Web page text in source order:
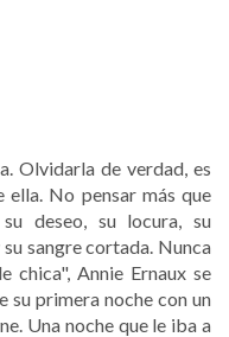
Olvidarla de verdad, es
No pensar más que
deseo, su locura, su
sangre cortada. Nunca
chica", Annie Ernaux se
su primera noche con un
Una noche que le iba a